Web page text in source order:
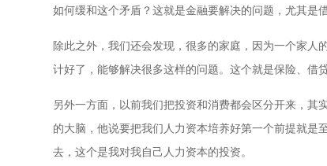
如何缓和这个矛盾？这就是金融要解决的问题，尤其是
除此之外，我们还会发现，很多的家庭，因为一个家
计好了，能够解决很多这样的问题。这个就是保险、借
另外一方面，以前我们把投资和消费都会区分开来，
的大脑，他说要把我们人力资本培养好第一个前提就
去，这个是我对我自己人力资本的投资。